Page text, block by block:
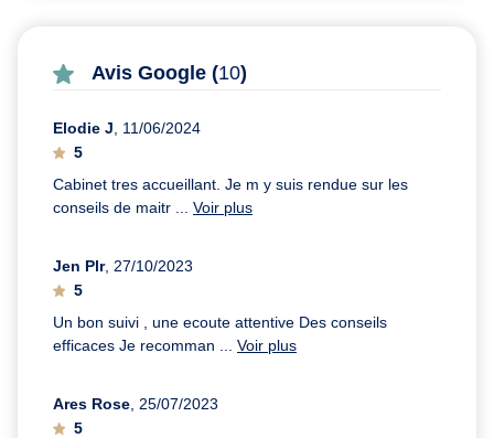
Avis Google (10)
Elodie J, 11/06/2024
5
Cabinet tres accueillant. Je m y suis rendue sur les
conseils de maitr ... Voir plus
Jen Plr, 27/10/2023
5
Un bon suivi , une ecoute attentive Des conseils
efficaces Je recomman ... Voir plus
Ares Rose, 25/07/2023
5